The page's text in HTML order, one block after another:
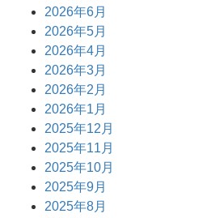
2026年6月
2026年5月
2026年4月
2026年3月
2026年2月
2026年1月
2025年12月
2025年11月
2025年10月
2025年9月
2025年8月